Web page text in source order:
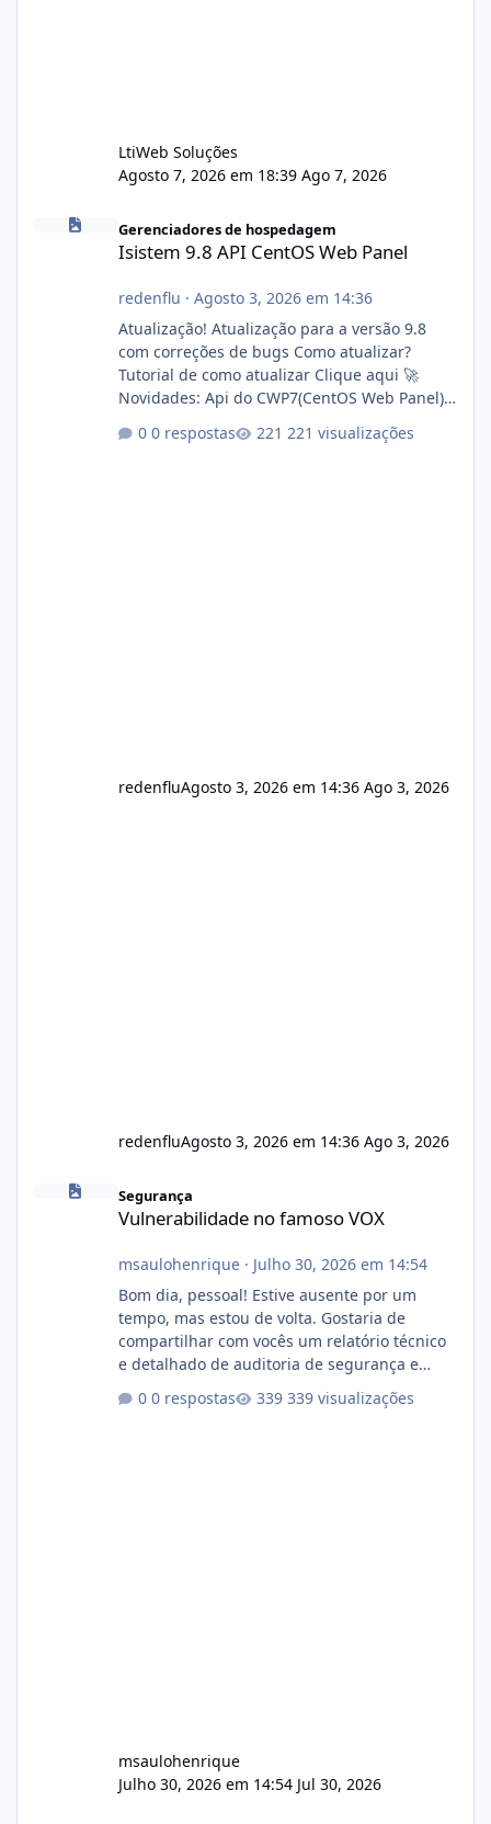
LtiWeb Soluções
Agosto 7, 2026 em 18:39 Ago 7, 2026
Isistem 9.8 API CentOS Web Panel
Gerenciadores de hospedagem
Isistem 9.8 API CentOS Web Panel
redenflu · Agosto 3, 2026 em 14:36
Atualização! Atualização para a versão 9.8
com correções de bugs Como atualizar?
Tutorial de como atualizar Clique aqui 🚀
Novidades: Api do CWP7(CentOS Web Panel)
autorizado a usasr o isistem:
0 respostas 221 visualizações
redenfluAgosto 3, 2026 em 14:36 Ago 3, 2026
redenfluAgosto 3, 2026 em 14:36 Ago 3, 2026
Segurança
Vulnerabilidade no famoso VOX
msaulohenrique· Julho 30, 2026 em 14:54
Bom dia, pessoal! Estive ausente por um
tempo, mas estou de volta. Gostaria de
compartilhar com vocês um relatório técnico
e detalhado de auditoria de segurança e
atualmente em circulação e comercialização
0 respostas 339 visualizações
msaulohenrique
Julho 30, 2026 em 14:54 Jul 30, 2026